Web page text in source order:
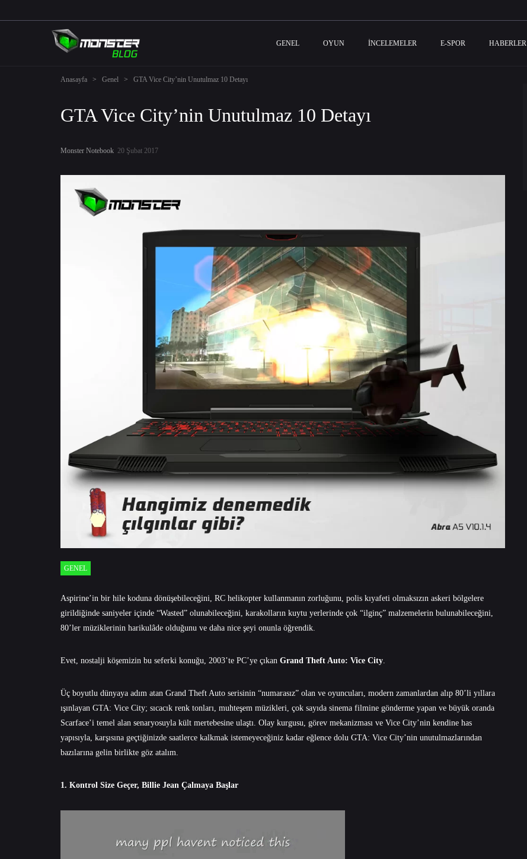
GENEL OYUN İNCELEMELER E-SPOR HABERLER
Anasayfa > Genel > GTA Vice City’nin Unutulmaz 10 Detayı
GTA Vice City’nin Unutulmaz 10 Detayı
Monster Notebook 20 Şubat 2017
GENEL
Aspirine’in bir hile koduna dönüşebileceğini, RC helikopter kullanmanın zorluğunu, polis kıyafeti olmaksızın askeri bölgelere
girildiğinde saniyeler içinde “Wasted” olunabileceğini, karakolların kuytu yerlerinde çok “ilginç” malzemelerin bulunabileceğini,
80’ler müziklerinin harikulâde olduğunu ve daha nice şeyi onunla öğrendik.
Evet, nostalji köşemizin bu seferki konuğu, 2003’te PC’ye çıkan Grand Theft Auto: Vice City
Üç boyutlu dünyaya adım atan Grand Theft Auto serisinin “numarasız” olan ve oyuncuları, modern zamanlardan alıp 80’li yıllara
ışınlayan GTA: Vice City; sıcacık renk tonları, muhteşem müzikleri, çok sayıda sinema filmine gönderme yapan ve büyük oranda
Scarface’i temel alan senaryosuyla kült mertebesine ulaştı. Olay kurgusu, görev mekanizması ve Vice City’nin kendine has
yapısıyla, karşısına geçtiğinizde saatlerce kalkmak istemeyeceğiniz kadar eğlence dolu GTA: Vice City’nin unutulmazlarından
bazılarına gelin birlikte göz atalım.
1. Kontrol Size Geçer, Billie Jean Çalmaya Başlar